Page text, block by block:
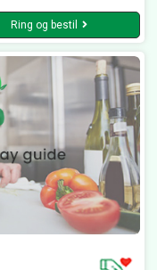
Ring og bestil